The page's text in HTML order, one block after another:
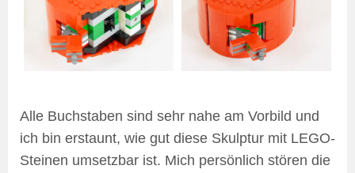
Alle Buchstaben sind sehr nahe am Vorbild und
ich bin erstaunt, wie gut diese Skulptur mit LEGO-
Steinen umsetzbar ist. Mich persönlich stören die